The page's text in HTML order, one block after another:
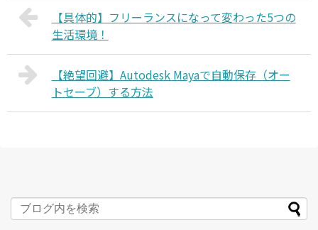
【具体的】フリーランスになって変わった5つの
生活環境！
【絶望回避】Autodesk Mayaで自動保存（オー
トセーブ）する方法